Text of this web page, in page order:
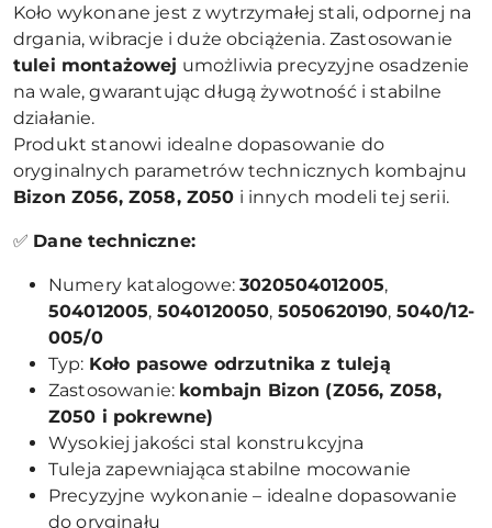
Koło wykonane jest z wytrzymałej stali, odpornej na
drgania, wibracje i duże obciążenia. Zastosowanie
tulei montażowej umożliwia precyzyjne osadzenie
na wale, gwarantując długą żywotność i stabilne
działanie.
Produkt stanowi idealne dopasowanie do
oryginalnych parametrów technicznych kombajnu
Bizon Z056, Z058, Z050 i innych modeli tej serii.
✅ Dane techniczne:
Numery katalogowe:3020504012005,
504012005, 5040120050, 5050620190, 5040/12-
005/0
Typ: Koło pasowe odrzutnika z tuleją
Zastosowanie: kombajn Bizon (Z056, Z058,
Z050 i pokrewne)
Wysokiej jakości stal konstrukcyjna
Tuleja zapewniająca stabilne mocowanie
Precyzyjne wykonanie – idealne dopasowanie
do oryginału